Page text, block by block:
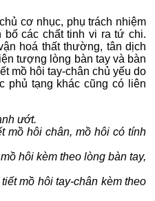
cơ nhục, phụ trách nhiệm
bố các chất tinh vi ra tứ chi.
hoá thất thường, tân dịch
tượng lòng bàn tay và bàn
mồ hôi tay-chân chủ yếu do
phủ tạng khác cũng có liên
ướt.
mồ hôi chân, mồ hôi có tính
hôi kèm theo lòng bàn tay,
mồ hôi tay-chân kèm theo